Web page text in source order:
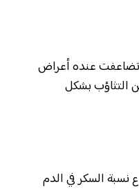
عنده أعراض
التثاؤب بشكل
السكر في الدم